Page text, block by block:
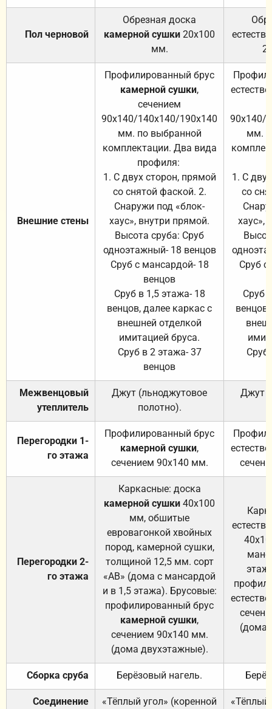
Пол черновой
Обрезная доска
камерной сушки 20х100
мм.
Внешние стены
Профилированный брус
камерной сушки,
сечением
90х140/140х140/190х140
мм. по выбранной
комплектации. Два вида
профиля:
1. С двух сторон, прямой
со снятой фаской. 2.
Снаружи под «блок-
хаус», внутри прямой.
Высота сруба: Сруб
одноэтажный- 18 венцов
Сруб с мансардой- 18
венцов
Сруб в 1,5 этажа- 18
венцов, далее каркас с
внешней отделкой
имитацией бруса.
Сруб в 2 этажа- 37
венцов
90х140/
мм.
1. С
со
хаус»,
Сруб с
Сруб
Сруб
Межвенцовый
утеплитель
Джут (льноджутовое
полотно).
Джут
Перегородки 1-
го этажа
Профилированный брус
камерной сушки,
сечением 90х140 мм.
Перегородки 2-
го этажа
Каркасные: доска
камерной сушки 40х100
мм, обшитые
евровагонкой хвойных
пород, камерной сушки,
толщиной 12,5 мм. сорт
«АВ» (дома с мансардой
и в 1,5 этажа). Брусовые:
профилированный брус
камерной сушки,
сечением 90х140 мм.
(дома двухэтажные).
(дома
Сборка сруба Берёзовый нагель.
Соединение
«Тёплый угол» (коренной
«Тёплый